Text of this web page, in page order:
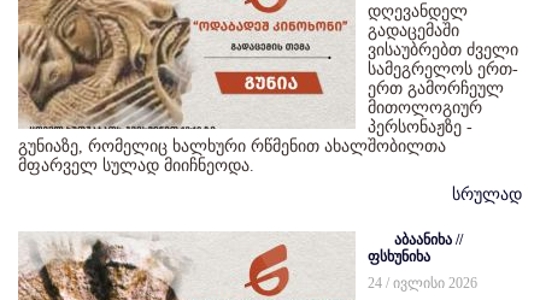
დღევანდელ
გადაცემაში
ვისაუბრებთ ძველი
სამეგრელოს ერთ-
ერთ გამორჩეულ
მითოლოგიურ
პერსონაჟზე -
გუნიაზე, რომელიც ხალხური რწმენით ახალშობილთა
მფარველ სულად მიიჩნეოდა.
სრულად
აბაანიხა //
ფსხუნიხა
24 / ივლისი 2026